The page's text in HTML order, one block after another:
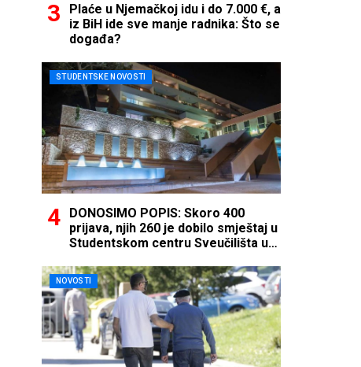
Plaće u Njemačkoj idu i do 7.000 €, a
iz BiH ide sve manje radnika: Što se
događa?
STUDENTSKE NOVOSTI
DONOSIMO POPIS: Skoro 400
prijava, njih 260 je dobilo smještaj u
Studentskom centru Sveučilišta u
NOVOSTI